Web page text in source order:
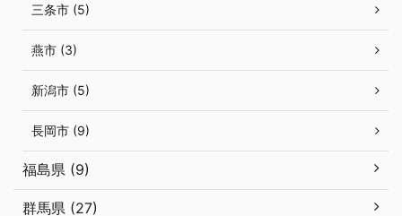
三条市 (5)
燕市 (3)
新潟市 (5)
長岡市 (9)
福島県 (9)
群馬県 (27)